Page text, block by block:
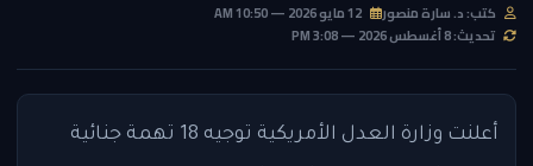
كتب: د. سارة منصور
تحديث: 8 أغسطس 2026 — 3:08 PM
أعلنت وزارة العدل الأمريكية توجيه 18 تهمة جنائية